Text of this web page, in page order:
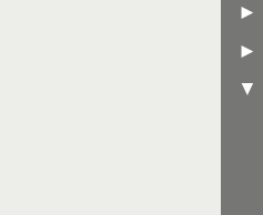
►
►
▼